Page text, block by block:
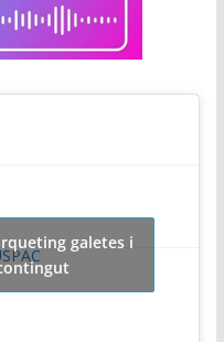
galetes i